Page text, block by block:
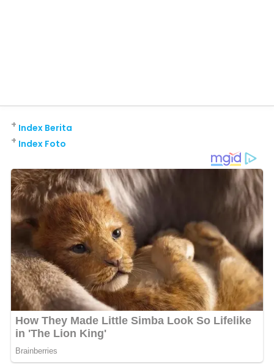
Index Berita
+
Index Foto
+